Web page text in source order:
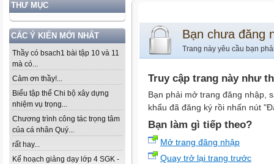
THƯ MỤC
CÁC Ý KIẾN MỚI NHẤT
Thầy có bsach1 bài tập 10 và 11
mà có...
Cảm ơn thầy!...
Biểu tập thể Chi bộ xây dựng
nhiệm vụ trọng...
Chương trình công tác trọng tâm
của cá nhân Quý...
rất hay...
Kế hoạch giảng dạy lớp 4 SGK -
Bạn chưa đăng
Trang này yêu cầu bạn
Truy cập trang này như
Bạn phải mở trang đăng nhập,
khẩu đã đăng ký rồi nhấn nút
Bạn làm gì tiếp theo?
Mở trang đăng nhập
Quay trở lại trang trước